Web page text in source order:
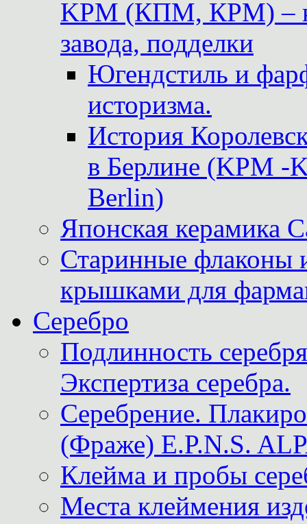
KPM (КПМ, КРМ) –
завода, подделки
Югендстиль и
историзма.
История
в Берлине (KPM -
Berlin)
Японская керамика
Старинные флаконы
крышками для
Серебро
Подлинность
Экспертиза серебра.
Серебрение.
(Фраже) E.P.N.S.
Клейма и пробы
Места клеймения